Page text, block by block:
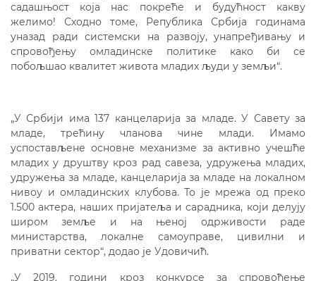
садашњост која нас покреће и будућност какву
желимо! Сходно томе, Република Србија годинама
уназад ради системски на развоју, унапређивању и
спровођењу омладинске политике како би се
побољшао квалитет живота младих људи у земљи“.
„У Србији има 137 канцеларија за младе. У Савету за
младе, трећину чланова чине млади. Имамо
успостављене основне механизме за активно учешће
младих у друштву кроз рад савеза, удружења младих,
удружења за младе, канцеларија за младе на локалном
нивоу и омладинских клубова. То је мрежа од преко
1.500 актера, наших пријатеља и сарадника, који делују
широм земље и на њеној одрживости раде
министарства, локалне самоуправе, цивилни и
приватни сектор“, додао је Удовичић.
„У 2019. години кроз конкурсе за спровођење